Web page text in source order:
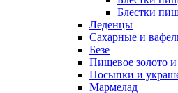
Блестки
Леденцы
Сахарные и
Безе
Пищевое золото и
Посыпки и
Мармелад